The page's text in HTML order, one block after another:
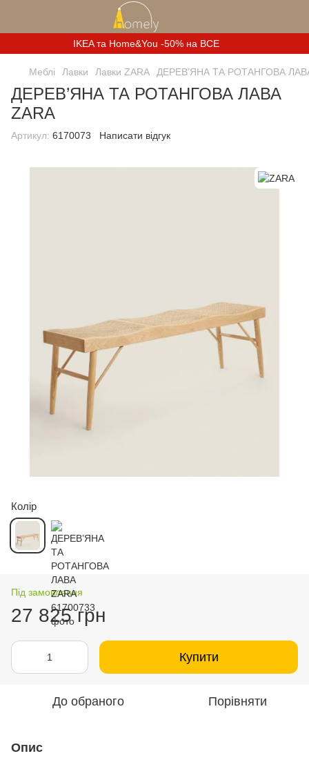
IKEA та Home&You -50% на ВСЕ
Меблі Лавки Лавки ZARA ДЕРЕВ’ЯНА ТА РОТАНГОВА
ДЕРЕВ’ЯНА ТА РОТАНГОВА ЛАВА
ZARA
Артикул: 6170073 Написати відгук
Колір
Під замовлення
27 825 грн
Купити
До обраного Порівняти
Опис